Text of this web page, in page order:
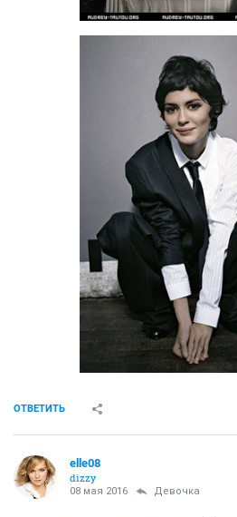
ОТВЕТИТЬ
elle08
dizzy
08 мая 2016 Девочка